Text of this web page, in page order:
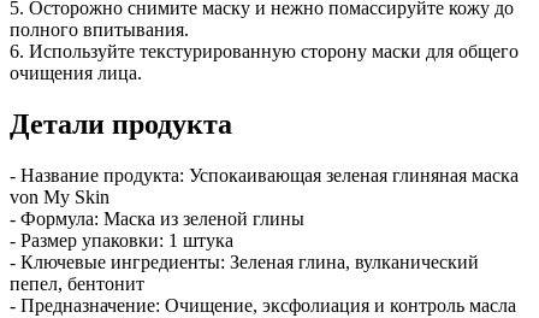
5. Осторожно снимите маску и нежно помассируйте кожу до
полного впитывания.
6. Используйте текстурированную сторону маски для общего
очищения лица.
Детали продукта
- Название продукта: Успокаивающая зеленая глиняная маска
von My Skin
- Формула: Маска из зеленой глины
- Размер упаковки: 1 штука
- Ключевые ингредиенты: Зеленая глина, вулканический
пепел, бентонит
- Предназначение: Очищение, эксфолиация и контроль масла